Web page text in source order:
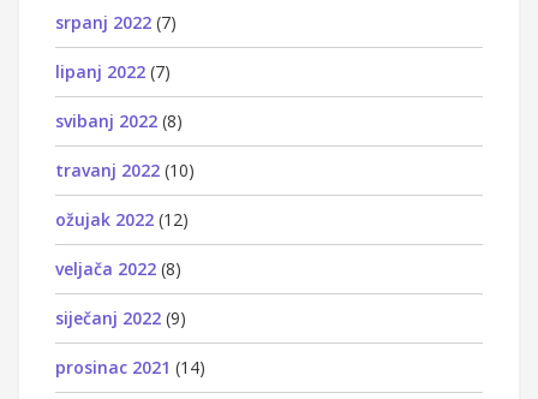
srpanj 2022 (7)
lipanj 2022 (7)
svibanj 2022 (8)
travanj 2022 (10)
ožujak 2022 (12)
veljača 2022 (8)
siječanj 2022 (9)
prosinac 2021 (14)